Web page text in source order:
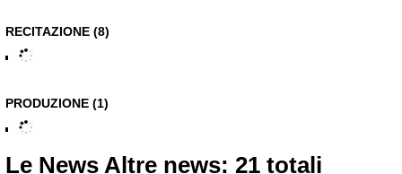
RECITAZIONE (8)
PRODUZIONE (1)
Le News Altre news: 21 totali